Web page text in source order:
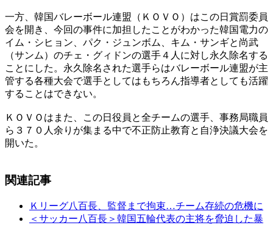
一方、韓国バレーボール連盟（ＫＯＶＯ）はこの日賞罰委員
会を開き、今回の事件に加担したことがわかった韓国電力の
イム・シヒョン、パク・ジュンボム、キム・サンギと尚武
（サンム）のチェ・グィドンの選手４人に対し永久除名する
ことにした。永久除名された選手らはバレーボール連盟が主
管する各種大会で選手としてはもちろん指導者としても活躍
することはできない。
ＫＯＶＯはまた、この日役員と全チームの選手、事務局職員
ら３７０人余りが集まる中で不正防止教育と自浄決議大会を
開いた。
関連記事
Ｋリーグ八百長、監督まで拘束…チーム存続の危機に
＜サッカー八百長＞韓国五輪代表の主将を脅迫した暴